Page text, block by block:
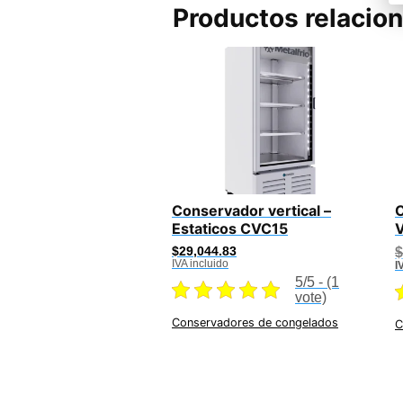
Productos
Conservador vertical –
Estaticos CVC15
$29,044.83
IVA incluido
5/5 - (1
vote)
Conservadores de congelados
$